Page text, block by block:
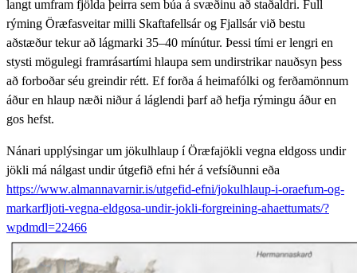
langt umfram fjölda þeirra sem búa á svæðinu að staðaldri. Full
rýming Öræfasveitar milli Skaftafellsár og Fjallsár við bestu
aðstæður tekur að lágmarki 35–40 mínútur. Þessi tími er lengri en
stysti mögulegi framrásartími hlaupa sem undirstrikar nauðsyn þess
að forboðar séu greindir rétt. Ef forða á heimafólki og ferðamönnum
áður en hlaup næði niður á láglendi þarf að hefja rýmingu áður en
gos hefst.
Nánari upplýsingar um jökulhlaup í Öræfajökli vegna eldgoss undir
jökli má nálgast undir útgefið efni hér á vefsíðunni eða
https://www.almannavarnir.is/utgefid-efni/jokulhlaup-i-oraefum-og-
markarfljoti-vegna-eldgosa-undir-jokli-forgreining-ahaettumats/?
wpdmdl=22466